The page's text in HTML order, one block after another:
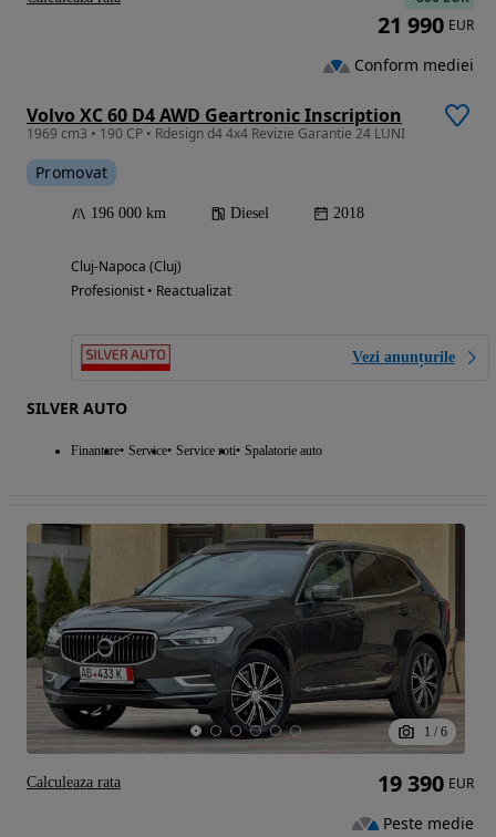
Volvo XC 60 D4 AWD Geartronic Inscription
1969 cm3 • 190 CP • Rdesign d4 4x4 Revizie Garantie 24 LUNI
Promovat
196 000 km Diesel 2018
Cluj-Napoca (Cluj)
Profesionist • Reactualizat
Vezi anunțurile
SILVER AUTO
Finantare Service Service roti Spalatorie auto
21 990 EUR
Conform mediei
1 / 6
19 390 EUR
Peste medie
Calculeaza rata